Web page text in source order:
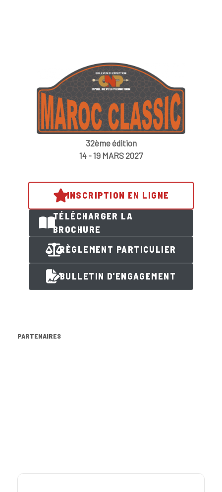
32ème édition
14 - 19 MARS 2027
INSCRIPTION EN LIGNE
TÉLÉCHARGER LA
BROCHURE
RÈGLEMENT PARTICULIER
BULLETIN D'ENGAGEMENT
PARTENAIRES